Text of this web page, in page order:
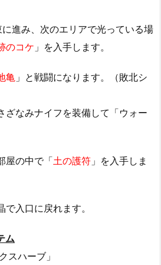
に進み、次のエリアで光っている場
のコケ 」を入手します。
亀 」と戦闘になります。（敗北シ
ざなみナイフを装備して「ウォー
屋の中で「土の護符 」を入手しま
で入口に戻れます。
ム
スハーブ」